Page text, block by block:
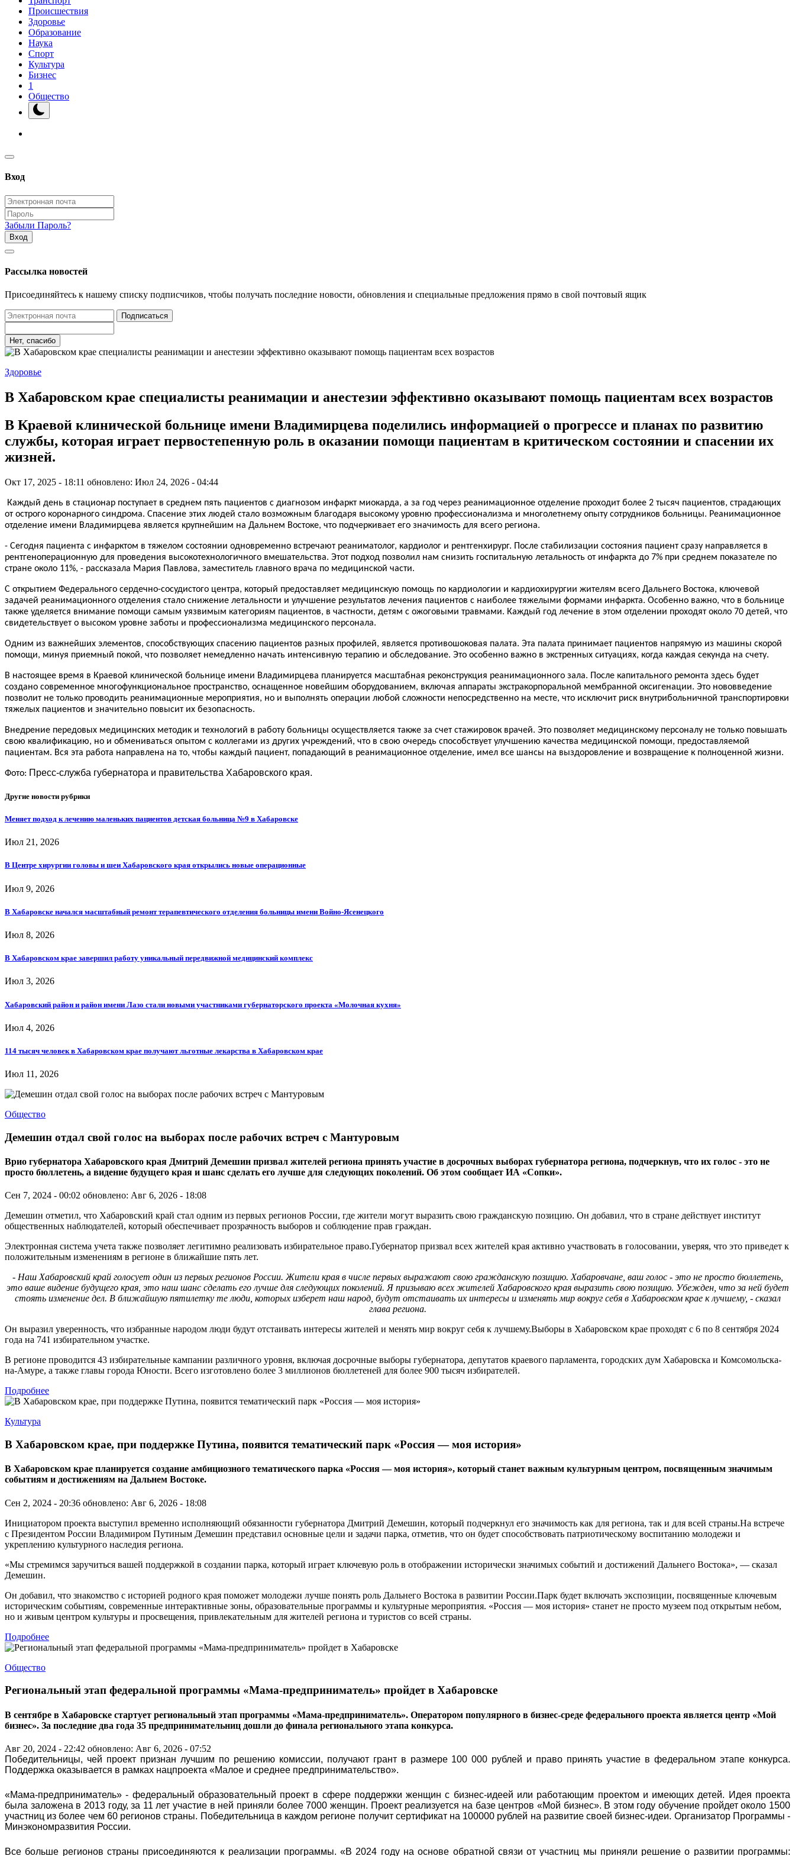
Происшествия
Здоровье
Образование
Наука
Спорт
Культура
Бизнес
1
Общество
Вход
Забыли Пароль?
Вход
Рассылка новостей
Присоединяйтесь к нашему списку подписчиков, чтобы получать последние новости, обновления и специальные предложения прямо в свой почтовый ящик
Подписаться
Нет, спасибо
Здоровье
В Хабаровском крае специалисты реанимации и анестезии эффективно оказывают помощь пациентам всех возрастов
В Краевой клинической больнице имени Владимирцева поделились информацией о прогрессе и планах по развитию
службы, которая играет первостепенную роль в оказании помощи пациентам в критическом состоянии и спасении их
жизней.
Окт 17, 2025 - 18:11 обновлено: Июл 24, 2026 - 04:44
Каждый день в стационар поступает в среднем пять пациентов с диагнозом инфаркт миокарда, а за год через реанимационное отделение проходит более 2 тысяч пациентов, страдающих
от острого коронарного синдрома. Спасение этих людей стало возможным благодаря высокому уровню профессионализма и многолетнему опыту сотрудников больницы. Реанимационное
отделение имени Владимирцева является крупнейшим на Дальнем Востоке, что подчеркивает его значимость для всего региона.
- Сегодня пациента с инфарктом в тяжелом состоянии одновременно встречают реаниматолог, кардиолог и рентгенхирург. После стабилизации состояния пациент сразу направляется в
рентгеноперационную для проведения высокотехнологичного вмешательства. Этот подход позволил нам снизить госпитальную летальность от инфаркта до 7% при среднем показателе по
стране около 11%, - рассказала Мария Павлова, заместитель главного врача по медицинской части.
С открытием Федерального сердечно-сосудистого центра, который предоставляет медицинскую помощь по кардиологии и кардиохирургии жителям всего Дальнего Востока, ключевой
задачей реанимационного отделения стало снижение летальности и улучшение результатов лечения пациентов с наиболее тяжелыми формами инфаркта. Особенно важно, что в больнице
также уделяется внимание помощи самым уязвимым категориям пациентов, в частности, детям с ожоговыми травмами. Каждый год лечение в этом отделении проходят около 70 детей, что
свидетельствует о высоком уровне заботы и профессионализма медицинского персонала.
Одним из важнейших элементов, способствующих спасению пациентов разных профилей, является противошоковая палата. Эта палата принимает пациентов напрямую из машины скорой
помощи, минуя приемный покой, что позволяет немедленно начать интенсивную терапию и обследование. Это особенно важно в экстренных ситуациях, когда каждая секунда на счету.
В настоящее время в Краевой клинической больнице имени Владимирцева планируется масштабная реконструкция реанимационного зала. После капитального ремонта здесь будет
создано современное многофункциональное пространство, оснащенное новейшим оборудованием, включая аппараты экстракорпоральной мембранной оксигенации. Это нововведение
позволит не только проводить реанимационные мероприятия, но и выполнять операции любой сложности непосредственно на месте, что исключит риск внутрибольничной транспортировки
тяжелых пациентов и значительно повысит их безопасность.
Внедрение передовых медицинских методик и технологий в работу больницы осуществляется также за счет стажировок врачей. Это позволяет медицинскому персоналу не только повышать
свою квалификацию, но и обмениваться опытом с коллегами из других учреждений, что в свою очередь способствует улучшению качества медицинской помощи, предоставляемой
пациентам. Вся эта работа направлена на то, чтобы каждый пациент, попадающий в реанимационное отделение, имел все шансы на выздоровление и возвращение к полноценной жизни.
Фото: Пресс-служба губернатора и правительства Хабаровского края.
Другие новости рубрики
Меняет подход к лечению маленьких пациентов детская больница №9 в Хабаровске
Июл 21, 2026
В Центре хирургии головы и шеи Хабаровского края открылись новые операционные
Июл 9, 2026
В Хабаровске начался масштабный ремонт терапевтического отделения больницы имени Войно-Ясенецкого
Июл 8, 2026
В Хабаровском крае завершил работу уникальный передвижной медицинский комплекс
Июл 3, 2026
Хабаровский район и район имени Лазо стали новыми участниками губернаторского проекта «Молочная кухня»
Июл 4, 2026
114 тысяч человек в Хабаровском крае получают льготные лекарства в Хабаровском крае
Июл 11, 2026
Общество
Демешин отдал свой голос на выборах после рабочих встреч с Мантуровым
Врио губернатора Хабаровского края Дмитрий Демешин призвал жителей региона принять участие в досрочных выборах губернатора региона, подчеркнув, что их голос - это не
просто бюллетень, а видение будущего края и шанс сделать его лучше для следующих поколений. Об этом сообщает ИА «Сопки».
Сен 7, 2024 - 00:02 обновлено: Авг 6, 2026 - 18:08
Демешин отметил, что Хабаровский край стал одним из первых регионов России, где жители могут выразить свою гражданскую позицию. Он добавил, что в стране действует институт
общественных наблюдателей, который обеспечивает прозрачность выборов и соблюдение прав граждан.
Электронная система учета также позволяет легитимно реализовать избирательное право.Губернатор призвал всех жителей края активно участвовать в голосовании, уверяя, что это приведет к
положительным изменениям в регионе в ближайшие пять лет.
- Наш Хабаровский край голосует один из первых регионов России. Жители края в числе первых выражают свою гражданскую позицию. Хабаровчане, ваш голос - это не просто бюллетень,
это ваше видение будущего края, это наш шанс сделать его лучше для следующих поколений. Я призываю всех жителей Хабаровского края выразить свою позицию. Убежден, что за ней будет
стоять изменение дел. В ближайшую пятилетку те люди, которых изберет наш народ, будут отстаивать их интересы и изменять мир вокруг себя в Хабаровском крае к лучшему, - сказал
глава региона.
Он выразил уверенность, что избранные народом люди будут отстаивать интересы жителей и менять мир вокруг себя к лучшему.Выборы в Хабаровском крае проходят с 6 по 8 сентября 2024
года на 741 избирательном участке.
В регионе проводится 43 избирательные кампании различного уровня, включая досрочные выборы губернатора, депутатов краевого парламента, городских дум Хабаровска и Комсомольска-
на-Амуре, а также главы города Юности. Всего изготовлено более 3 миллионов бюллетеней для более 900 тысяч избирателей.
Подробнее
Культура
В Хабаровском крае, при поддержке Путина, появится тематический парк «Россия — моя история»
В Хабаровском крае планируется создание амбициозного тематического парка «Россия — моя история», который станет важным культурным центром, посвященным значимым
событиям и достижениям на Дальнем Востоке.
Сен 2, 2024 - 20:36 обновлено: Авг 6, 2026 - 18:08
Инициатором проекта выступил временно исполняющий обязанности губернатора Дмитрий Демешин, который подчеркнул его значимость как для региона, так и для всей страны.На встрече
с Президентом России Владимиром Путиным Демешин представил основные цели и задачи парка, отметив, что он будет способствовать патриотическому воспитанию молодежи и
укреплению культурного наследия региона.
«Мы стремимся заручиться вашей поддержкой в создании парка, который играет ключевую роль в отображении исторически значимых событий и достижений Дальнего Востока», — сказал
Демешин.
Он добавил, что знакомство с историей родного края поможет молодежи лучше понять роль Дальнего Востока в развитии России.Парк будет включать экспозиции, посвященные ключевым
историческим событиям, современные интерактивные зоны, образовательные программы и культурные мероприятия. «Россия — моя история» станет не просто музеем под открытым небом,
но и живым центром культуры и просвещения, привлекательным для жителей региона и туристов со всей страны.
Подробнее
Общество
Региональный этап федеральной программы «Мама-предприниматель» пройдет в Хабаровске
В сентябре в Хабаровске стартует региональный этап программы «Мама-предприниматель». Оператором популярного в бизнес-среде федерального проекта является центр «Мой
бизнес». За последние два года 35 предпринимательниц дошли до финала регионального этапа конкурса.
Авг 20, 2024 - 22:42 обновлено: Авг 6, 2026 - 07:52
Победительницы, чей проект признан лучшим по решению комиссии, получают грант в размере 100 000 рублей и право принять участие в федеральном этапе конкурса.
Поддержка оказывается в рамках нацпроекта «Малое и среднее предпринимательство».
«Мама-предприниматель» - федеральный образовательный проект в сфере поддержки женщин с бизнес-идеей или работающим проектом и имеющих детей. Идея проекта
была заложена в 2013 году, за 11 лет участие в ней приняли более 7000 женщин. Проект реализуется на базе центров «Мой бизнес». В этом году обучение пройдет около 1500
участниц из более чем 60 регионов страны. Победительница в каждом регионе получит сертификат на 100000 рублей на развитие своей бизнес-идеи. Организатор Программы -
Минэкономразвития России.
Все больше регионов страны присоединяются к реализации программы. «В 2024 году на основе обратной связи от участниц мы приняли решение о развитии программы: